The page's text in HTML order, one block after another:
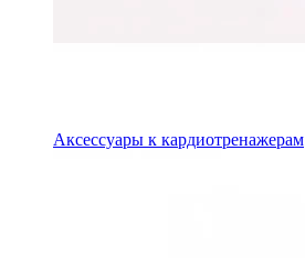
Аксессуары к кардиотренажерам